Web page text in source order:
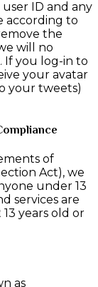
ID and any
according to
the
will no
If you log-in to
your avatar
your tweets)
of
Act), we
under 13
services are
years old or
as